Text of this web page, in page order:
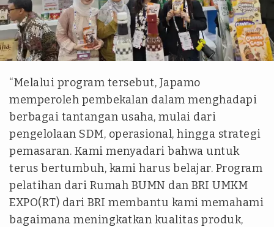
ist
“Melalui program tersebut, Japamo
memperoleh pembekalan dalam menghadapi
berbagai tantangan usaha, mulai dari
pengelolaan SDM, operasional, hingga strategi
pemasaran. Kami menyadari bahwa untuk
terus bertumbuh, kami harus belajar. Program
pelatihan dari Rumah BUMN dan BRI UMKM
EXPO(RT) dari BRI membantu kami memahami
bagaimana meningkatkan kualitas produk,